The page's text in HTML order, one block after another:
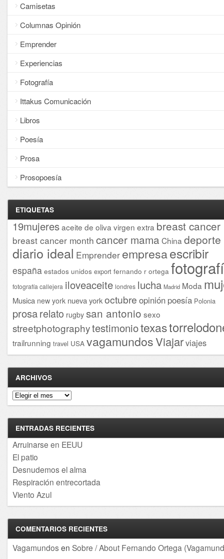
Camisetas
Columnas Opinión
Emprender
Experiencias
Fotografía
Ittakus Comunicación
Libros
Poesía
Prosa
Prosopoesía
ETIQUETAS
19mujeresaceite de oliva virgen extra breast cancer
breast cancer month cancer mama China deporte
diario ideal Emprender empresaescribir
españa estados unidos export fernando r ortega
fotografía callejera iloveaceite londres lucha Madrid Moda
Musica new york nueva yorkoctubre opinión poesía Polonia
prosarelato rugby san antonio sexo
streetphotographytestimoniotexas
trailrunning travel USA vagamundosViajarviajes
ARCHIVOS
Archivos
ENTRADAS RECIENTES
Arruinarse en EEUU
El patio
Desnudemos el alma
Respiración entrecortada
Viento Azul
COMENTARIOS RECIENTES
Vagamundos en Sobre / About Fernando Ortega